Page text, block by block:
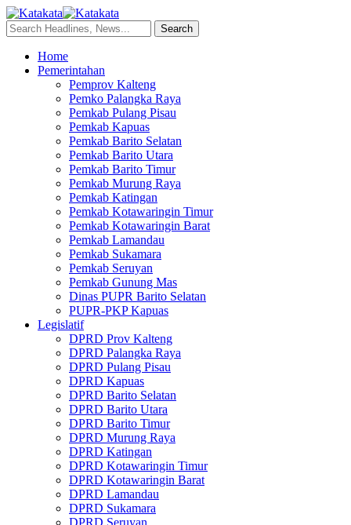
Home
Pemerintahan
Pemprov Kalteng
Pemko Palangka Raya
Pemkab Pulang Pisau
Pemkab Kapuas
Pemkab Barito Selatan
Pemkab Barito Utara
Pemkab Barito Timur
Pemkab Murung Raya
Pemkab Katingan
Pemkab Kotawaringin Timur
Pemkab Kotawaringin Barat
Pemkab Lamandau
Pemkab Sukamara
Pemkab Seruyan
Pemkab Gunung Mas
Dinas PUPR Barito Selatan
PUPR-PKP Kapuas
Legislatif
DPRD Prov Kalteng
DPRD Palangka Raya
DPRD Pulang Pisau
DPRD Kapuas
DPRD Barito Selatan
DPRD Barito Utara
DPRD Barito Timur
DPRD Murung Raya
DPRD Katingan
DPRD Kotawaringin Timur
DPRD Kotawaringin Barat
DPRD Lamandau
DPRD Sukamara
DPRD Seruyan